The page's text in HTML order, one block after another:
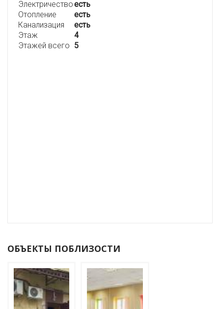
Электричествоесть
Отопление
есть
Канализация
есть
Этаж
4
Этажей всего 5
ОБЪЕКТЫ ПОБЛИЗОСТИ